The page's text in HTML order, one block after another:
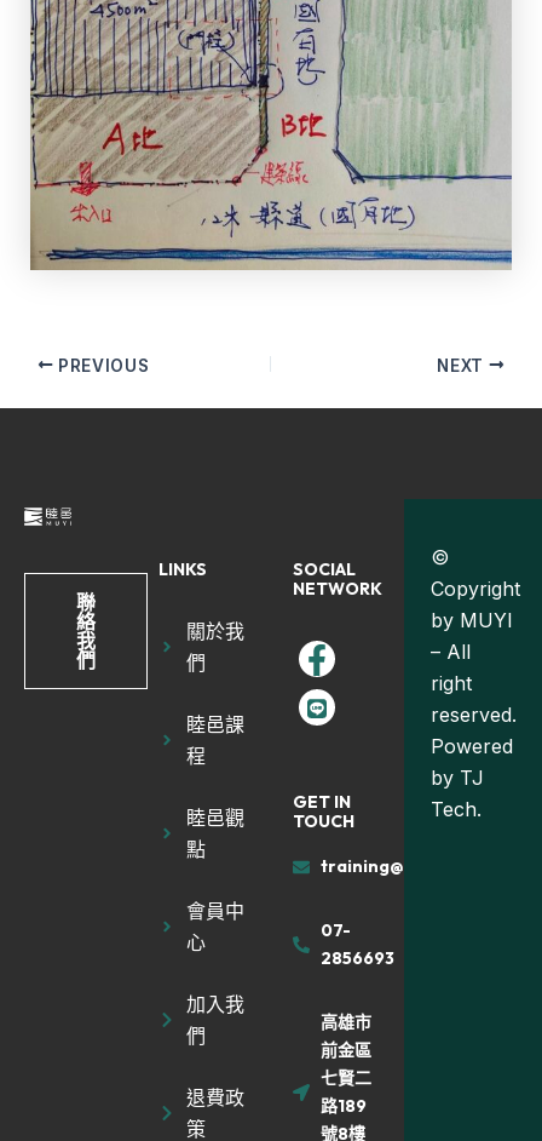
PREVIOUS NEXT
聯
絡
我
們
LINKS
關於我
們
睦邑課
程
睦邑觀
點
會員中
心
加入我
們
退費政
策
SOCIAL
NETWORK
GET IN
TOUCH
training@muyiland.com
07-
2856693
高雄市
前金區
七賢二
路189
號8樓
©
Copyright
by MUYI
– All
right
reserved.
Powered
by TJ
Tech.